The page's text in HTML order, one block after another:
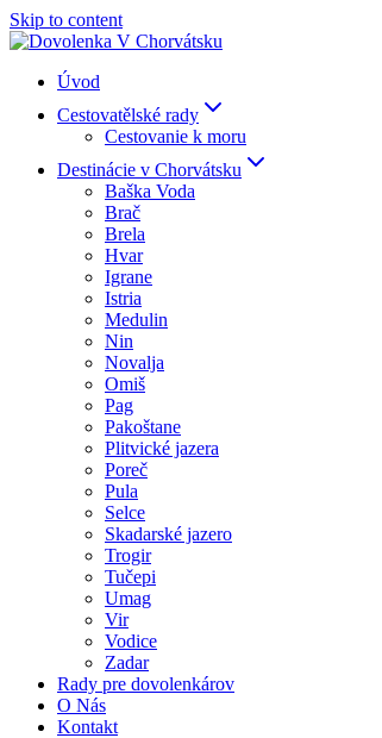
Skip to content
Úvod
Cestovatělské rady
Cestovanie k moru
Destinácie v Chorvátsku
Baška Voda
Brač
Brela
Hvar
Igrane
Istria
Medulin
Nin
Novalja
Omiš
Pag
Pakoštane
Plitvické jazera
Poreč
Pula
Selce
Skadarské jazero
Trogir
Tučepi
Umag
Vir
Vodice
Zadar
Rady pre dovolenkárov
O Nás
Kontakt